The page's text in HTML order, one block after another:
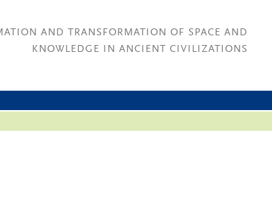
AND TRANSFORMATION OF SPACE AND
KNOWLEDGE IN ANCIENT CIVILIZATIONS